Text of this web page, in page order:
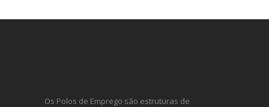
Os Polos de Emprego são estruturas de